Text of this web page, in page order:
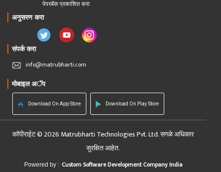
पेपरबॅक प्रकाशित करा
अनुसरण करा
संपर्क करा
info@matrubharti.com
मोबाइल अॅप
Download On App Store Download On Play Store
कॉपीराईट © 2026 Matrubharti Technologies Pvt. Ltd. सगळे अधिकार
सुरक्षित आहेत.
Powered by : Custom Software Development Company India